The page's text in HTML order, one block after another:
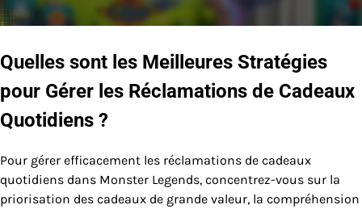
Quelles sont les Meilleures Stratégies
pour Gérer les Réclamations de Cadeaux
Quotidiens ?
Pour gérer efficacement les réclamations de cadeaux
quotidiens dans Monster Legends, concentrez-vous sur la
priorisation des cadeaux de grande valeur, la compréhension